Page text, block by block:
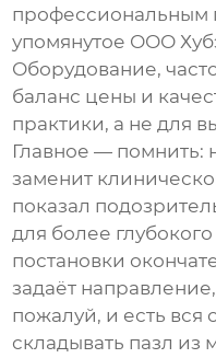
профессиональным
упомянутое ООО
Оборудование,
баланс цены и
практики, а не для
Главное — помнить:
заменит
показал
для более
постановки
задаёт
пожалуй, и есть
складывать пазл из